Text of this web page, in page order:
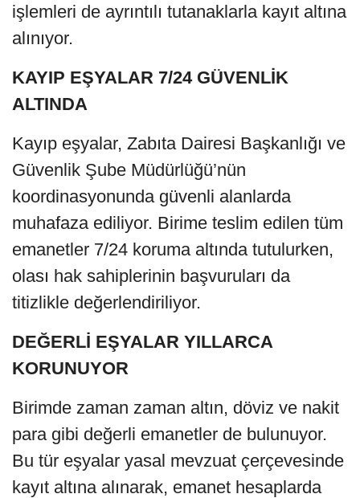
işlemleri de ayrıntılı tutanaklarla kayıt altına
alınıyor.
KAYIP EŞYALAR 7/24 GÜVENLİK
ALTINDA
Kayıp eşyalar, Zabıta Dairesi Başkanlığı ve
Güvenlik Şube Müdürlüğü’nün
koordinasyonunda güvenli alanlarda
muhafaza ediliyor. Birime teslim edilen tüm
emanetler 7/24 koruma altında tutulurken,
olası hak sahiplerinin başvuruları da
titizlikle değerlendiriliyor.
DEĞERLİ EŞYALAR YILLARCA
KORUNUYOR
Birimde zaman zaman altın, döviz ve nakit
para gibi değerli emanetler de bulunuyor.
Bu tür eşyalar yasal mevzuat çerçevesinde
kayıt altına alınarak, emanet hesaplarda